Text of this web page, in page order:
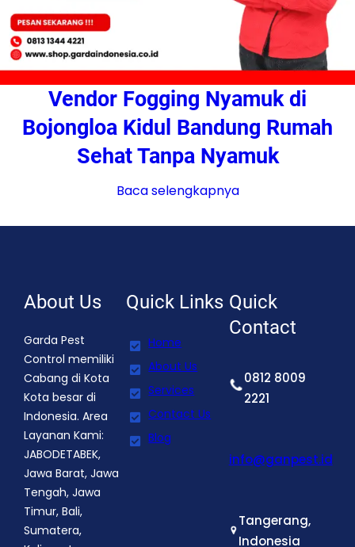
Vendor Fogging Nyamuk di
Bojongloa Kidul Bandung Rumah
Sehat Tanpa Nyamuk
Baca selengkapnya
About Us
Garda Pest
Control memiliki
Cabang di Kota
Kota besar di
Indonesia. Area
Layanan Kami:
JABODETABEK,
Jawa Barat, Jawa
Tengah, Jawa
Timur, Bali,
Sumatera,
Quick Links
Home
About Us
Services
Contact Us
Blog
Quick
Contact
0812 8009
2221
info@ganpest.id
Tangerang,
Indonesia